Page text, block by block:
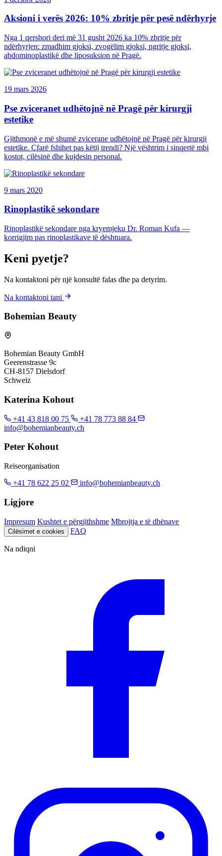
Aksioni i verës 2026: 10% zbritje për pesë ndërhyrje
Nga 1 qershori deri më 31 gusht 2026 ka 10% zbritje për
ndërhyrjen: zmadhim gjoksi, zvogëlim gjoksi, ngritje gjoksi,
abdominoplastikë dhe liposuksion në Pragë.
19 mars 2026
Pse zviceranet udhëtojnë në Pragë për kirurgji
estetike
Gjithmonë e më shumë zvicerane udhëtojnë në Pragë për kirurgji
estetike. Çfarë fshihet pas këtij trendi? Një vështrim i sinqertë mbi
kostot, cilësinë dhe kujdesin personal.
9 mars 2020
Rinoplastikë sekondare
Rinoplastikë sekondare nga kryemjeku Dr. Roman Kufa —
korrigjim pas rinoplastikave të dështuara.
Keni pyetje?
Na kontaktoni për një konsultë falas dhe pa detyrim.
Na kontaktoni tani
Bohemian Beauty
Bohemian Beauty GmbH
Geerenstrasse 9c
CH-8157 Dielsdorf
Schweiz
Katerina Kohout
+41 43 818 00 75
+41 78 773 88 84
info@bohemianbeauty.ch
Peter Kohout
Reiseorganisation
+41 78 622 25 02
info@bohemianbeauty.ch
Ligjore
Impresum Kushtet e përgjithshme Mbrojtja e të dhënave
Cilësimet e cookies FAQ
Na ndiqni